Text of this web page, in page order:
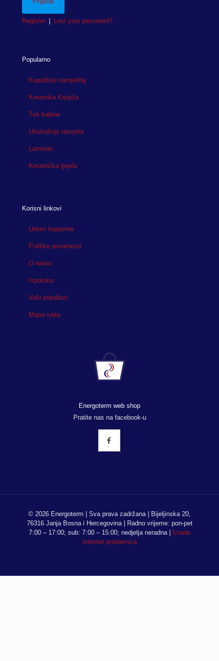
Register Lost your password?
Popularno
Kupatilski namještaj
Keramika Kanjiža
Tuš kabine
Unutrašnja rasvjeta
Laminati
Keramička ljepila
Korisni linkovi
Uslovi kupovine
Politika privatnosti
O nama
Isporuka
Vaši prijedlozi
Mapa sajta
Energoterm web shop
Pratite nas na facebook-u
© 2026 Energoterm | Sva prava zadržana | Bijeljinska 20,
76316 Janja Bosna i Hercegovina | Radno vrijeme: pon-pet
7:00 – 17:00; sub: 7:00 – 15:00; nedjelja neradna |
Izrada
Internet prodavnica